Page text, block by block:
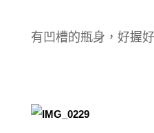
有凹槽的瓶身，好握